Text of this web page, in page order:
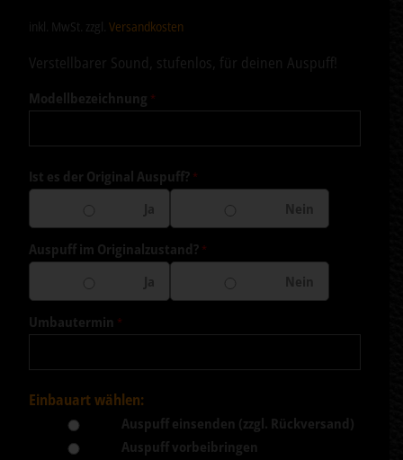
auf
inkl. MwSt. zzgl.Versandkosten
Verstellbarer Sound, stufenlos, für deinen Auspuff!
Modellbezeichnung *
Ist es der Original Auspuff? *
Auspuff im Originalzustand? *
Umbautermin *
Einbauart wählen:
Auspuff einsenden (zzgl. Rückversand)
Auspuff vorbeibringen